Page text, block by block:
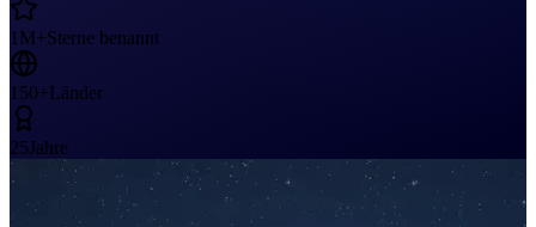
1M+Sterne benannt
150+Länder
25Jahre